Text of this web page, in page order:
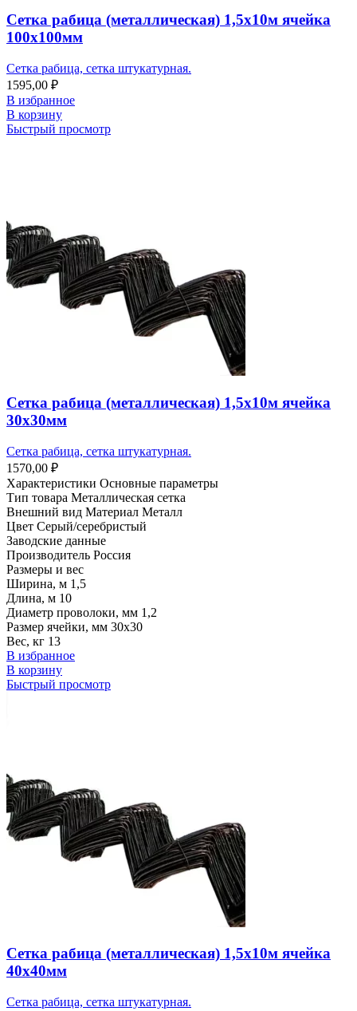
Сетка рабица (металлическая) 1,5х10м ячейка
100х100мм
Сетка рабица, сетка штукатурная.
1595,00 ₽
В избранное
В корзину
Быстрый просмотр
Сетка рабица (металлическая) 1,5х10м ячейка
30х30мм
Сетка рабица, сетка штукатурная.
1570,00 ₽
Характеристики Основные параметры
Тип товара Металлическая сетка
Внешний вид Материал Металл
Цвет Серый/серебристый
Заводские данные
Производитель Россия
Размеры и вес
Ширина, м 1,5
Длина, м 10
Диаметр проволоки, мм 1,2
Размер ячейки, мм 30х30
Вес, кг 13
В избранное
В корзину
Быстрый просмотр
Сетка рабица (металлическая) 1,5х10м ячейка
40х40мм
Сетка рабица, сетка штукатурная.